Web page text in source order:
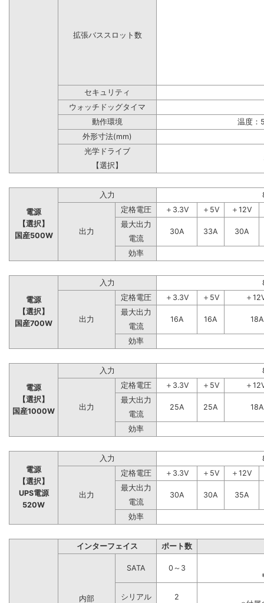
拡張バススロット数
セキュリティ
ウォッチドッグタイマ
動作環境
温度：
外形寸法(mm)
光学ドライブ
【選択】
電源
【選択】
国産500W
入力
出力
定格電圧 ＋3.3V ＋5V
＋12V
最大出力
30A
33A
30A
電流
効率
電源
【選択】
国産700W
入力
出力
定格電圧 ＋3.3V ＋5V
＋
最大出力
16A
16A
18A
電流
効率
電源
【選択】
国産1000W
入力
出力
定格電圧 ＋3.3V ＋5V
＋
最大出力
25A
25A
18A
電流
効率
電源
【選択】
UPS電源
520W
入力
出力
定格電圧 ＋3.3V ＋5V
＋12V
最大出力
30A
30A
35A
電流
効率
インターフェイス ポート数
内部
SATA
0～3
シリアル
2